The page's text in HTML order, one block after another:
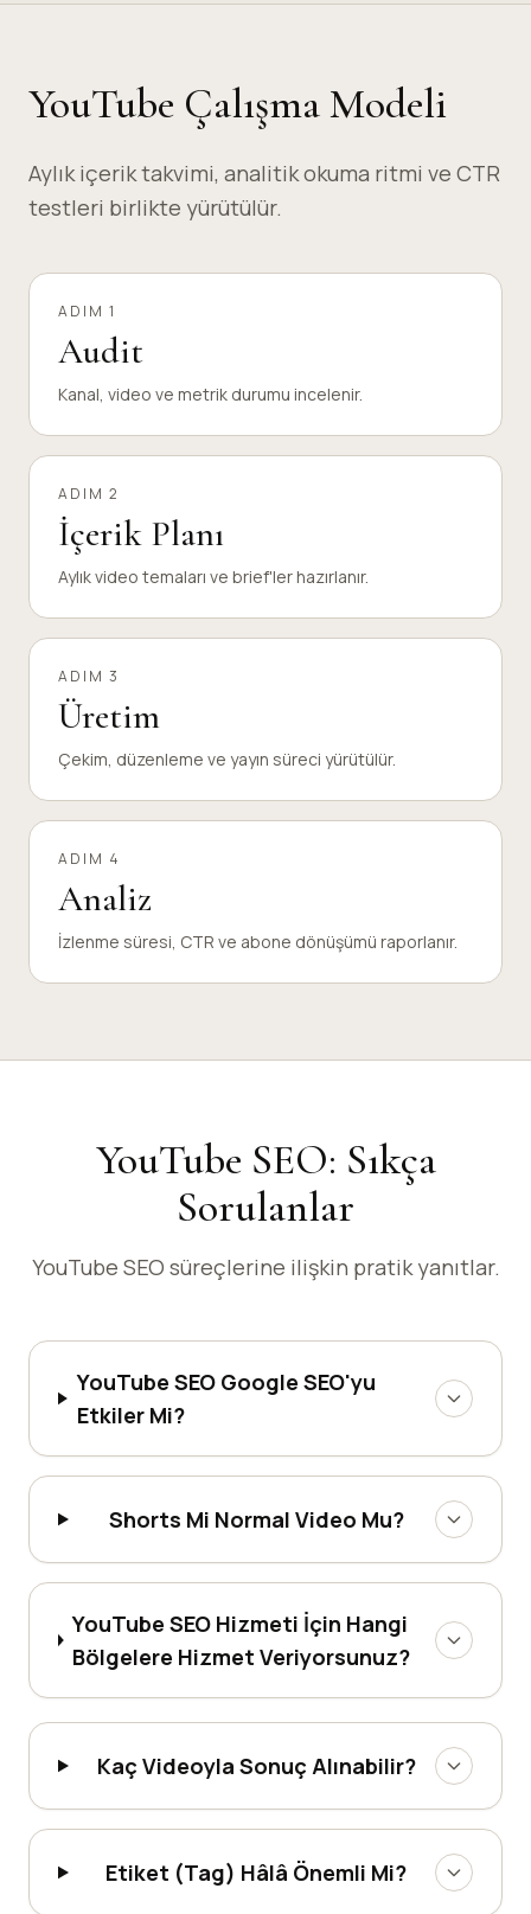
YouTube Çalışma Modeli
Aylık içerik takvimi, analitik okuma ritmi ve CTR
testleri birlikte yürütülür.
ADIM 1
Audit
Kanal, video ve metrik durumu incelenir.
ADIM 2
İçerik Planı
Aylık video temaları ve brief'ler hazırlanır.
ADIM 3
Üretim
Çekim, düzenleme ve yayın süreci yürütülür.
ADIM 4
Analiz
İzlenme süresi, CTR ve abone dönüşümü raporlanır.
YouTube SEO: Sıkça
Sorulanlar
YouTube SEO süreçlerine ilişkin pratik yanıtlar.
YouTube SEO Google SEO'yu
Etkiler Mi?
Shorts Mi Normal Video Mu?
YouTube SEO Hizmeti İçin Hangi
Bölgelere Hizmet Veriyorsunuz?
Kaç Videoyla Sonuç Alınabilir?
Etiket (Tag) Hâlâ Önemli Mi?